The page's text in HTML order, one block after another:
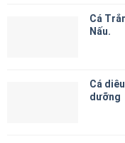
Cá
Nấu.
Cá
dưỡng